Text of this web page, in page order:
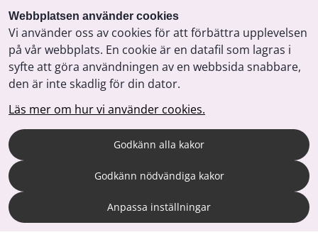
Webbplatsen använder cookies
Vi använder oss av cookies för att förbättra upplevelsen
på vår webbplats. En cookie är en datafil som lagras i
syfte att göra användningen av en webbsida snabbare,
den är inte skadlig för din dator.
Läs mer om hur vi använder cookies.
Godkänn alla kakor
Godkänn nödvändiga kakor
Anpassa inställningar